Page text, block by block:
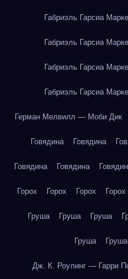
Габриэль Гарсиа
Габриэль Гарсиа
Габриэль Гарсиа
Габриэль Гарсиа
Герман Мелвилл — Моби Дик
Говядина Говядина
Говядина Говядина
Горох Горох Горох Горох
Груша Груша Груша
Груша Груша
Дж. К. Роулинг — Гарри